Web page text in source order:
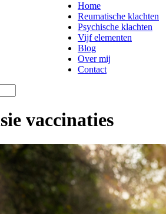
Home
Reumatische klachten
Psychische klachten
Vijf elementen
Blog
Over mij
Contact
vaccinaties